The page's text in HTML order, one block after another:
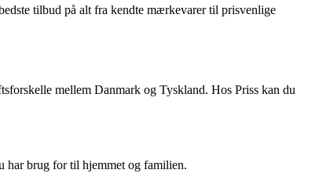
tilbud på alt fra kendte mærkevarer til prisvenlige
mellem Danmark og Tyskland. Hos Priss kan du
har brug for til hjemmet og familien.